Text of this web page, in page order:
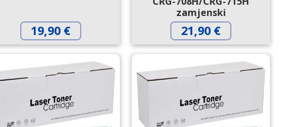
19,90 €
zamjenski
21,90 €